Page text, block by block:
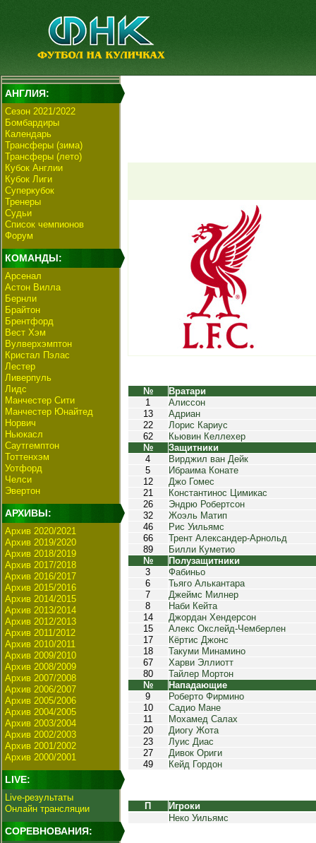
АНГЛИЯ:
Сезон 2021/2022
Бомбардиры
Календарь
Трансферы (зима)
Трансферы (лето)
Кубок Англии
Кубок Лиги
Суперкубок
Тренеры
Судьи
Список чемпионов
Форум
КОМАНДЫ:
Арсенал
Астон Вилла
Бернли
Брайтон
Брентфорд
Вест Хэм
Вулверхэмптон
Кристал Пэлас
Лестер
Ливерпуль
Лидс
Манчестер Сити
Манчестер Юнайтед
Норвич
Ньюкасл
Саутгемптон
Тоттенхэм
Уотфорд
Челси
Эвертон
АРХИВЫ:
Архив 2020/2021
Архив 2019/2020
Архив 2018/2019
Архив 2017/2018
Архив 2016/2017
Архив 2015/2016
Архив 2014/2015
Архив 2013/2014
Архив 2012/2013
Архив 2011/2012
Архив 2010/2011
Архив 2009/2010
Архив 2008/2009
Архив 2007/2008
Архив 2006/2007
Архив 2005/2006
Архив 2004/2005
Архив 2003/2004
Архив 2002/2003
Архив 2001/2002
Архив 2000/2001
LIVE:
Live-результаты
Онлайн трансляции
СОРЕВНОВАНИЯ:
№
Вратари
1
Алиссон
13
Адриан
22
Лорис Кариус
62
Кьювин Келлехер
№
Защитники
4
Вирджил ван Дейк
5
Ибраима Конате
12
Джо Гомес
21
Константинос Цимикас
26
Эндрю Робертсон
32
Жоэль Матип
46
Рис Уильямс
66
Трент Александер-Арнольд
89
Билли Куметио
№
Полузащитники
3
Фабиньо
6
Тьяго Алькантара
7
Джеймс Милнер
8
Наби Кейта
14
Джордан Хендерсон
15
Алекс Окслейд-Чемберлен
17
Кёртис Джонс
18
Такуми Минамино
67
Харви Эллиотт
80
Тайлер Мортон
№
Нападающие
9
Роберто Фирмино
10
Садио Мане
11
Мохамед Салах
20
Диогу Жота
23
Луис Диас
27
Дивок Ориги
49
Кейд Гордон
П
Игроки
Неко Уильямс